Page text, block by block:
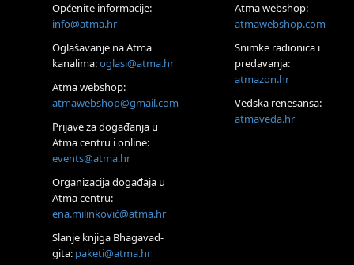
Tečaj Višeg Vodstva, razvijanja intuicije i Akaša zapisa
Online
Postanite Nositelj Vibracije Nove Zemlje
Visoko
Alemka Dauskardt – Jednodnevna radionica sistemskih
konstelacija
Zagreb
HOD PO ŽERAVICI – Seminar koji mijenja tijelo, duh i um
SoulFest – Festival glazbe, mudrosti i zajedništva
Zagreb
Access BARS® edukacija otpusti stres
Općenite informacije:
info@atma.hr
Oglašavanje na Atma
kanalima:oglasi@atma.hr
Atma webshop:
atmawebshop@gmail.com
Prijave za događanja u
Atma centru i online:
events@atma.hr
Organizacija događaja u
Atma centru:
ena.milinković@atma.hr
Slanje knjiga Bhagavad-
gita: paketi@atma.hr
Atma webshop:
atmawebshop.com
Snimke radionica i
predavanja:
atmazon.hr
Vedska renesansa:
atmaveda.hr